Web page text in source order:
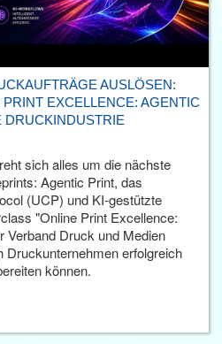
AUSLÖSEN:
EXCELLENCE: AGENTIC
DRUCKINDUSTRIE
sich alles um die nächste
Agentic Print, das
(UCP) und KI-gestützte
"Online Print Excellence:
Verband Druck und Medien
Druckunternehmen erfolgreich
können.